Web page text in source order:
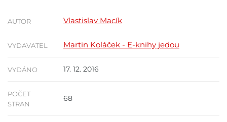
AUTOR Vlastislav Macík
VYDAVATEL Martin Koláček - E-knihy jedou
VYDÁNO 17. 12. 2016
POČET
STRAN
68